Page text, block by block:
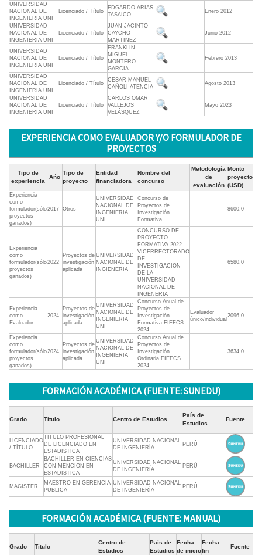
UNIVERSIDAD
NACIONAL DE
INGENIERIA UNI
Licenciado / Título
EDGARDO ARIAS
TASAICO
Enero 2012
UNIVERSIDAD
NACIONAL DE
INGENIERIA UNI
Licenciado / Título
JUAN JACINTO
CAYCHO
MARTINEZ
Junio 2012
UNIVERSIDAD
NACIONAL DE
INGENIERIA UNI
Licenciado / Título
FRANKLIN
MIGUEL
MONTERO
GARCIA
Febrero 2013
UNIVERSIDAD
NACIONAL DE
INGENIERIA UNI
Licenciado / Título
CESAR MANUEL
CAÑOLI ATENCIA
Agosto 2013
UNIVERSIDAD
NACIONAL DE
INGENIERIA UNI
Licenciado / Título
CARLOS OMAR
VALLEJOS
VELÁSQUEZ
Mayo 2023
EXPERIENCIA COMO EVALUADOR Y/O FORMULADOR DE
PROYECTOS
Tipo de
experiencia
Ańo
Tipo de
proyecto
Entidad
financiadora
Nombre del
concurso
Metodología
de
evaluación
Monto
proyecto
(USD)
Experiencia
como
formulador(sólo
proyectos
ganados)
2017 Otros
UNIVERSIDAD
NACIONAL DE
INGENIERIA
UNI
Concurso de
Proyectos de
Investigación
Formativa
8600.0
Experiencia
como
formulador(sólo
proyectos
ganados)
2022
Proyectos de
investigación
aplicada
UNIVERSIDAD
NACIONAL DE
INGIENERIA
CONCURSO DE
PROYECTO
FORMATIVA 2022-
VICERRECTORADO
DE
INVESTIGACION
DE LA
UNIVERSIDAD
NACIONAL DE
INGENERIA
6580.0
Experiencia
como
Evaluador
2024
Proyectos de
investigación
aplicada
UNIVERSIDAD
NACIONAL DE
INGENIERIA
UNI
Concurso Anual de
Proyectos de
Investigación
Formativa FIEECS-
2024
Evaluador
único/individual
2096.0
Experiencia
como
formulador(sólo
proyectos
ganados)
2024
Proyectos de
investigación
aplicada
UNIVERSIDAD
NACIONAL DE
INGENIERIA
UNI
Concurso Anual de
Proyectos de
Investigación
Ordinaria FIEECS
2024
3634.0
FORMACIÓN ACADÉMICA (FUENTE: SUNEDU)
Grado Título Centro de Estudios
País de
Estudios
Fuente
LICENCIADO
/ TÍTULO
TITULO PROFESIONAL
DE LICENCIADO EN
ESTADISTICA
UNIVERSIDAD NACIONAL
DE INGENIERÍA
PERÚ
BACHILLER
BACHILLER EN CIENCIAS
CON MENCION EN
ESTADISTICA
UNIVERSIDAD NACIONAL
DE INGENIERÍA
PERÚ
MAGISTER
MAESTRO EN GERENCIA
PUBLICA
UNIVERSIDAD NACIONAL
DE INGENIERÍA
PERÚ
FORMACIÓN ACADÉMICA (FUENTE: MANUAL)
Grado Título
Centro de
Estudios
País de
Estudios
Fecha
de inicio
Fecha
fin
Fuente